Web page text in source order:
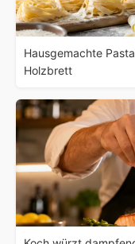
Hausgemachte
Holzbrett